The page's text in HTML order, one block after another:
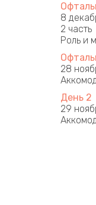
8
2 часть
Роль и
28
День 2
29